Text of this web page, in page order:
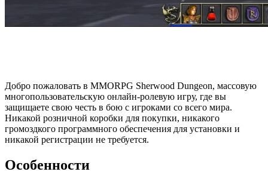
Добро пожаловать в MMORPG Sherwood Dungeon, массовую
многопользовательскую онлайн-ролевую игру, где вы
защищаете свою честь в бою с игроками со всего мира.
Никакой розничной коробки для покупки, никакого
громоздкого программного обеспечения для установки и
никакой регистрации не требуется.
Особенности